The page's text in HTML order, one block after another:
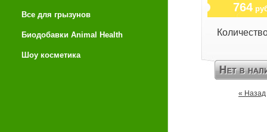
Все для грызунов
Биодобавки Animal Health
Шоу косметика
764
« Назад